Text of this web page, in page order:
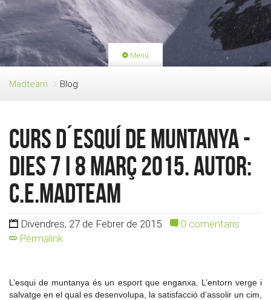
Menú
PORTADA
FES-TE SOCI
Madteam Blog
Curs d´esquí de muntanya -
Dies 7 i 8 Març 2015. Autor:
c.e.madteam
Divendres, 27 de Febrer de 2015
0 comentaris
Permalink
L’esqui de muntanya és un esport que enganxa. L’entorn verge i
salvatge en el qual es desenvolupa, la satisfacció d’assolir un cim,